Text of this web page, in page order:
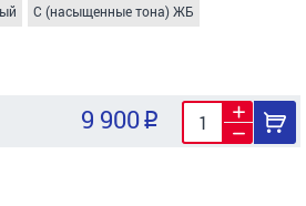
C (насыщенные тона) ЖБ
9 900